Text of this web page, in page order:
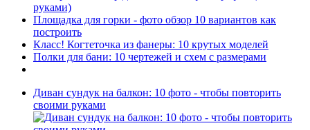
руками)
Площадка для горки - фото обзор 10 вариантов как
построить
Класс! Когтеточка из фанеры: 10 крутых моделей
Полки для бани: 10 чертежей и схем с размерами
Диван сундук на балкон: 10 фото - чтобы повторить
своими руками